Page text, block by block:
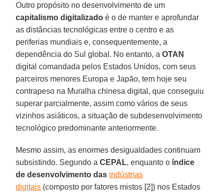
Outro propósito no desenvolvimento de um
capitalismo digitalizado é o de manter e aprofundar
as distâncias tecnológicas entre o centro e as
periferias mundiais e, consequentemente, a
dependência do Sul global. No entanto, aOTAN
digital comandada pelos Estados Unidos, com seus
parceiros menores Europa e Japão, tem hoje seu
contrapeso na Muralha chinesa digital, que conseguiu
superar parcialmente, assim como vários de seus
vizinhos asiáticos, a situação de subdesenvolvimento
tecnológico predominante anteriormente.
Mesmo assim, as enormes desigualdades continuam
subsistindo. Segundo aCEPAL, enquanto o índice
de desenvolvimento das indústrias
digitais (composto por fatores mistos [2]) nos Estados